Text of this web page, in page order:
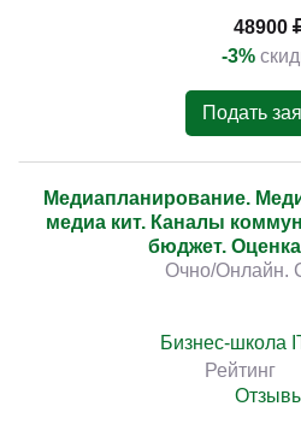
48900
-3%
Подать
Медиапланирование.
медиа кит. Каналы
бюджет.
Очно/Онлайн.
Бизнес-школа
Рейтинг